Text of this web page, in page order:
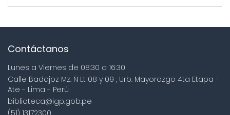
Contáctanos
Lunes a Viernes de 08:30 a 16:30
Calle Badajoz Mz. Ñ Lt 08 y 09 , Urb. Mayorazgo 4ta Etapa -
Ate - Lima - Perú
biblioteca@igp.gob.pe